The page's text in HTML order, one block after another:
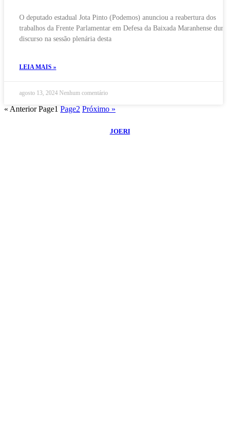
O deputado estadual Jota Pinto (Podemos) anunciou a reabertura dos
trabalhos da Frente Parlamentar em Defesa da Baixada Maranhense
discurso na sessão plenária desta
LEIA MAIS »
agosto 13, 2024 Nenhum comentário
« Anterior Page1 Page2 Próximo »
JOERI